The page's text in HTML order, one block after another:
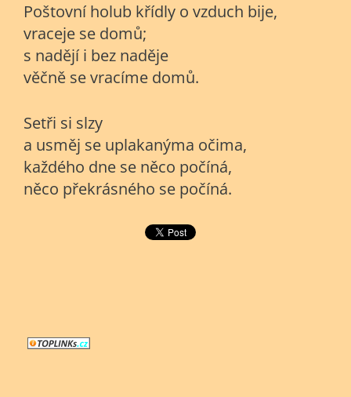
Poštovní holub křídly o vzduch bije,
vraceje se domů;
s nadějí i bez naděje
věčně se vracíme domů.
Setři si slzy
a usměj se uplakanýma očima,
každého dne se něco počíná,
něco překrásného se počíná.